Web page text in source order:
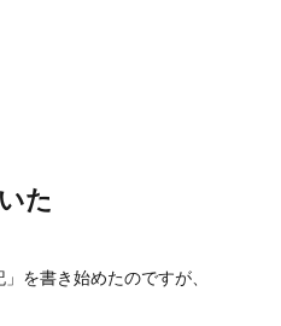
た
を書き始めたのですが、